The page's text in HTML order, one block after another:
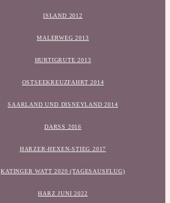
ISLAND 2012
MALERWEG 2013
HURTIGRUTE 2013
OSTSEEKREUZFAHRT 2014
SAARLAND UND DISNEYLAND 2014
DARSS 2016
HARZER-HEXEN-STIEG 2017
KATINGER WATT 2020 (TAGESAUSFLUG)
HARZ JUNI 2022